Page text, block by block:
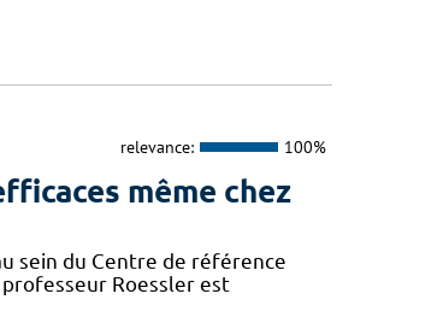
relevance: 100%
même chez
sein du Centre de référence
Roessler est